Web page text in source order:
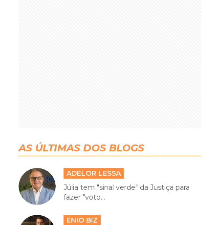
AS ÚLTIMAS DOS BLOGS
ADELOR LESSA
Júlia tem "sinal verde" da Justiça para
fazer "voto...
ENIO BIZ